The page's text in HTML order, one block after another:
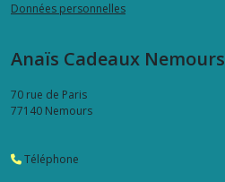
Données personnelles
Anaïs Cadeaux Nemours
70 rue de Paris
77140 Nemours
Téléphone